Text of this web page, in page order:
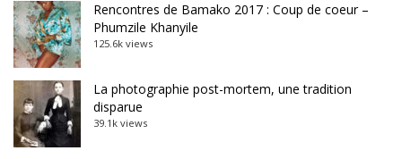
Rencontres de Bamako 2017 : Coup de coeur –
Phumzile Khanyile
125.6k views
La photographie post-mortem, une tradition
disparue
39.1k views